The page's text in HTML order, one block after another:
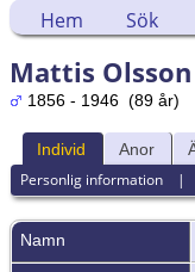
Hem Sök
Mattis Olsson
1856 - 1946 (89 år)
Individ Anor
Personlig information |
Namn